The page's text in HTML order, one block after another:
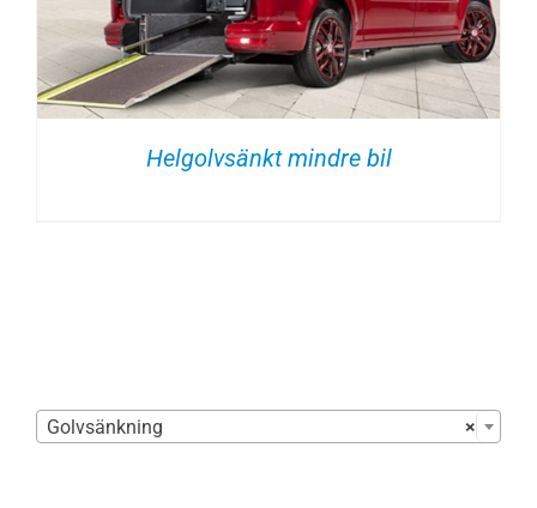
Helgolvsänkt mindre bil
×
Golvsänkning